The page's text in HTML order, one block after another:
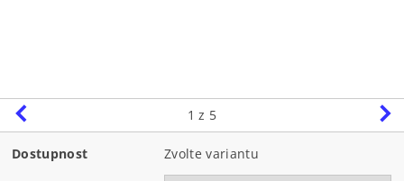
1 z 5
Dostupnost Zvolte variantu